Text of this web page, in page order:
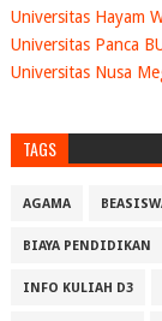
Universitas Hayam
Universitas Panca
Universitas Nusa
TAGS
AGAMA
BIAYA PENDIDIKAN
INFO KULIAH D3